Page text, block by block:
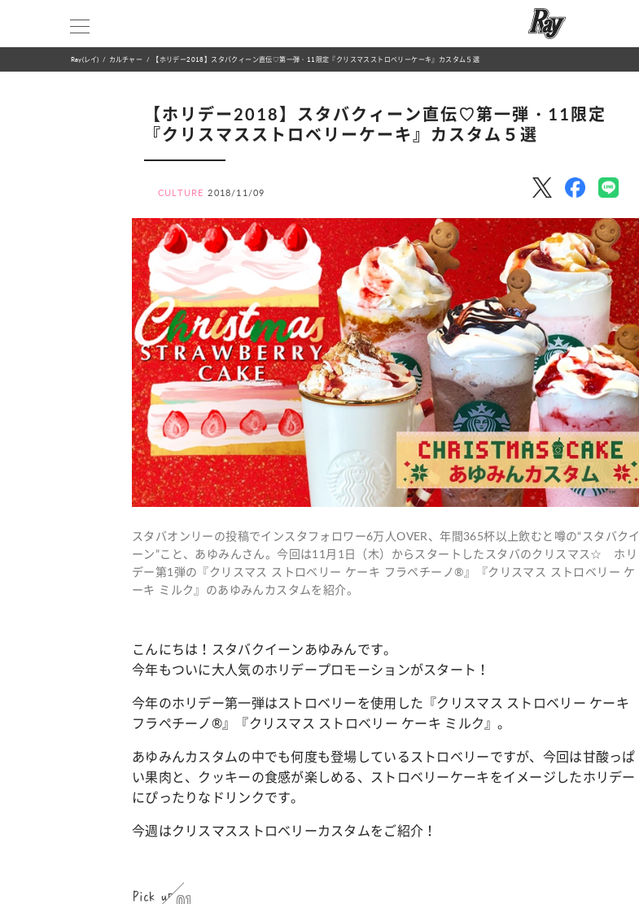
Ray(レイ) カルチャー 【ホリデー2018】スタバクィーン直伝♡第一弾・11限定『クリスマスストロベリーケーキ』カスタム５選
【ホリデー2018】スタバクィーン直伝♡第一弾・11限定
『クリスマスストロベリーケーキ』カスタム５選
CULTURE 2018/11/09
スタバオンリーの投稿でインスタフォロワー6万人OVER、年間365杯以上飲むと噂の“スタバクイ
ーン”こと、あゆみんさん。今回は11月1日（木）からスタートしたスタバのクリスマス☆ ホリ
デー第1弾の『クリスマス ストロベリー ケーキ フラペチーノ®』『クリスマス ストロベリー ケ
ーキ ミルク』のあゆみんカスタムを紹介。
こんにちは！スタバクイーンあゆみんです。
今年もついに大人気のホリデープロモーションがスタート！
今年のホリデー第一弾はストロベリーを使用した『クリスマス ストロベリー ケーキ
フラペチーノ®』『クリスマス ストロベリー ケーキ ミルク』。
あゆみんカスタムの中でも何度も登場しているストロベリーですが、今回は甘酸っぱ
い果肉と、クッキーの食感が楽しめる、ストロベリーケーキをイメージしたホリデー
にぴったりなドリンクです。
今週はクリスマスストロベリーカスタムをご紹介！
Pick up